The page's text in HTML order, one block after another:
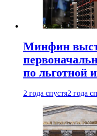
Минфин
по льготной
2 года спустя2 года